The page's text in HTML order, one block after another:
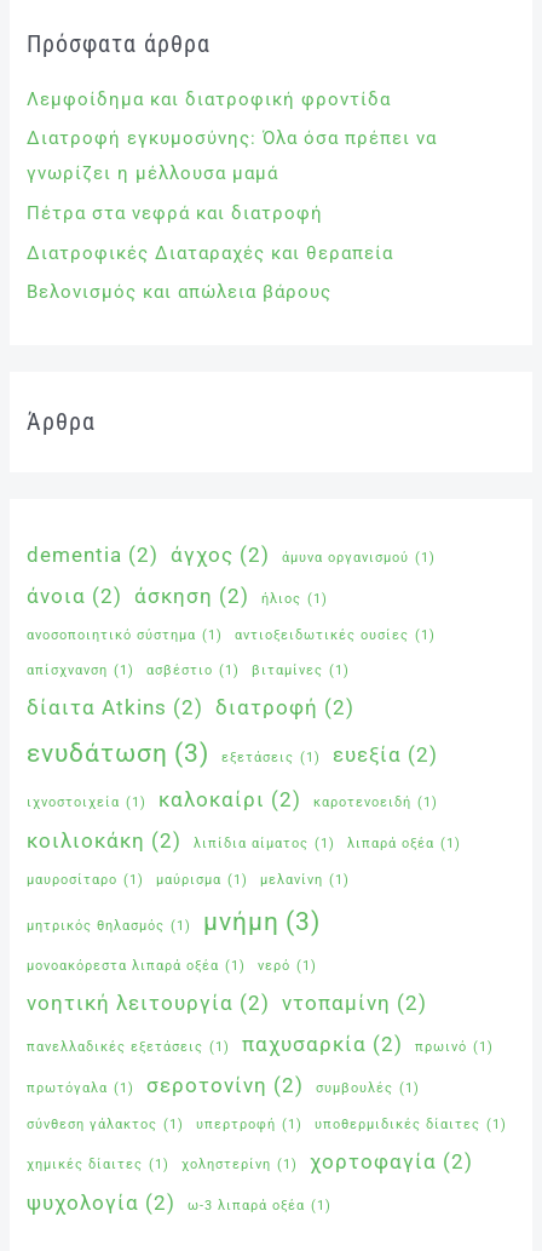
Πρόσφατα άρθρα
Λεμφοίδημα και διατροφική φροντίδα
Διατροφή εγκυμοσύνης: Όλα όσα πρέπει να
γνωρίζει η μέλλουσα μαμά
Πέτρα στα νεφρά και διατροφή
Διατροφικές Διαταραχές και θεραπεία
Βελονισμός και απώλεια βάρους
Άρθρα
dementia (2) άγχος (2) άμυνα οργανισμού (1)
άνοια (2) άσκηση (2) ήλιος (1)
ανοσοποιητικό σύστημα (1) αντιοξειδωτικές ουσίες (1)
απίσχνανση (1) ασβέστιο (1) βιταμίνες (1)
δίαιτα Atkins (2) διατροφή (2)
ενυδάτωση (3) εξετάσεις (1) ευεξία (2)
ιχνοστοιχεία (1) καλοκαίρι (2) καροτενοειδή (1)
κοιλιοκάκη (2) λιπίδια αίματος (1) λιπαρά οξέα (1)
μαυροσίταρο (1) μαύρισμα (1) μελανίνη (1)
μητρικός θηλασμός (1) μνήμη (3)
μονοακόρεστα λιπαρά οξέα (1) νερό (1)
νοητική λειτουργία (2) ντοπαμίνη (2)
πανελλαδικές εξετάσεις (1) παχυσαρκία (2) πρωινό (1)
πρωτόγαλα (1) σεροτονίνη (2) συμβουλές (1)
σύνθεση γάλακτος (1) υπερτροφή (1) υποθερμιδικές δίαιτες (1)
χημικές δίαιτες (1) χοληστερίνη (1) χορτοφαγία (2)
ψυχολογία (2) ω-3 λιπαρά οξέα (1)